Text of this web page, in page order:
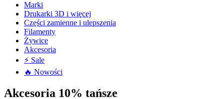
Marki
Drukarki 3D i więcej
Części zamienne i ulepszenia
Filamenty
Żywice
Akcesoria
⚡ Sale
🔥 Nowości
Akcesoria 10% tańsze